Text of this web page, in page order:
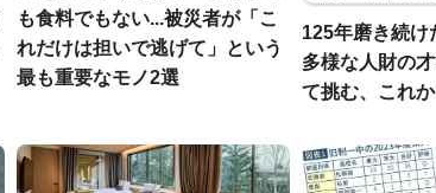
も食料でもない...被災者が「こ
れだけは担いで逃げて」という
最も重要なモノ2選
125年磨き続け
多様な人財の
て挑む、これ